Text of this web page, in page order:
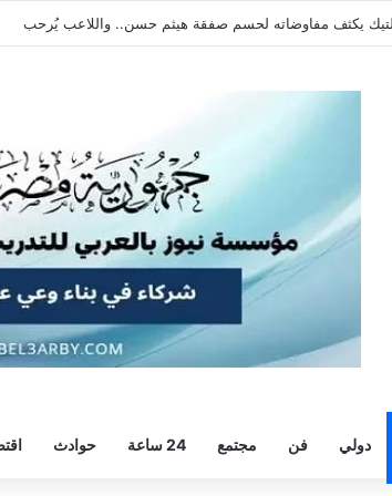
يرفض رحيل خوان بيزيرا ويطالبه بالعودة الفورية للتدريبات
دولي فن مجتمع 24 ساعة حوادث